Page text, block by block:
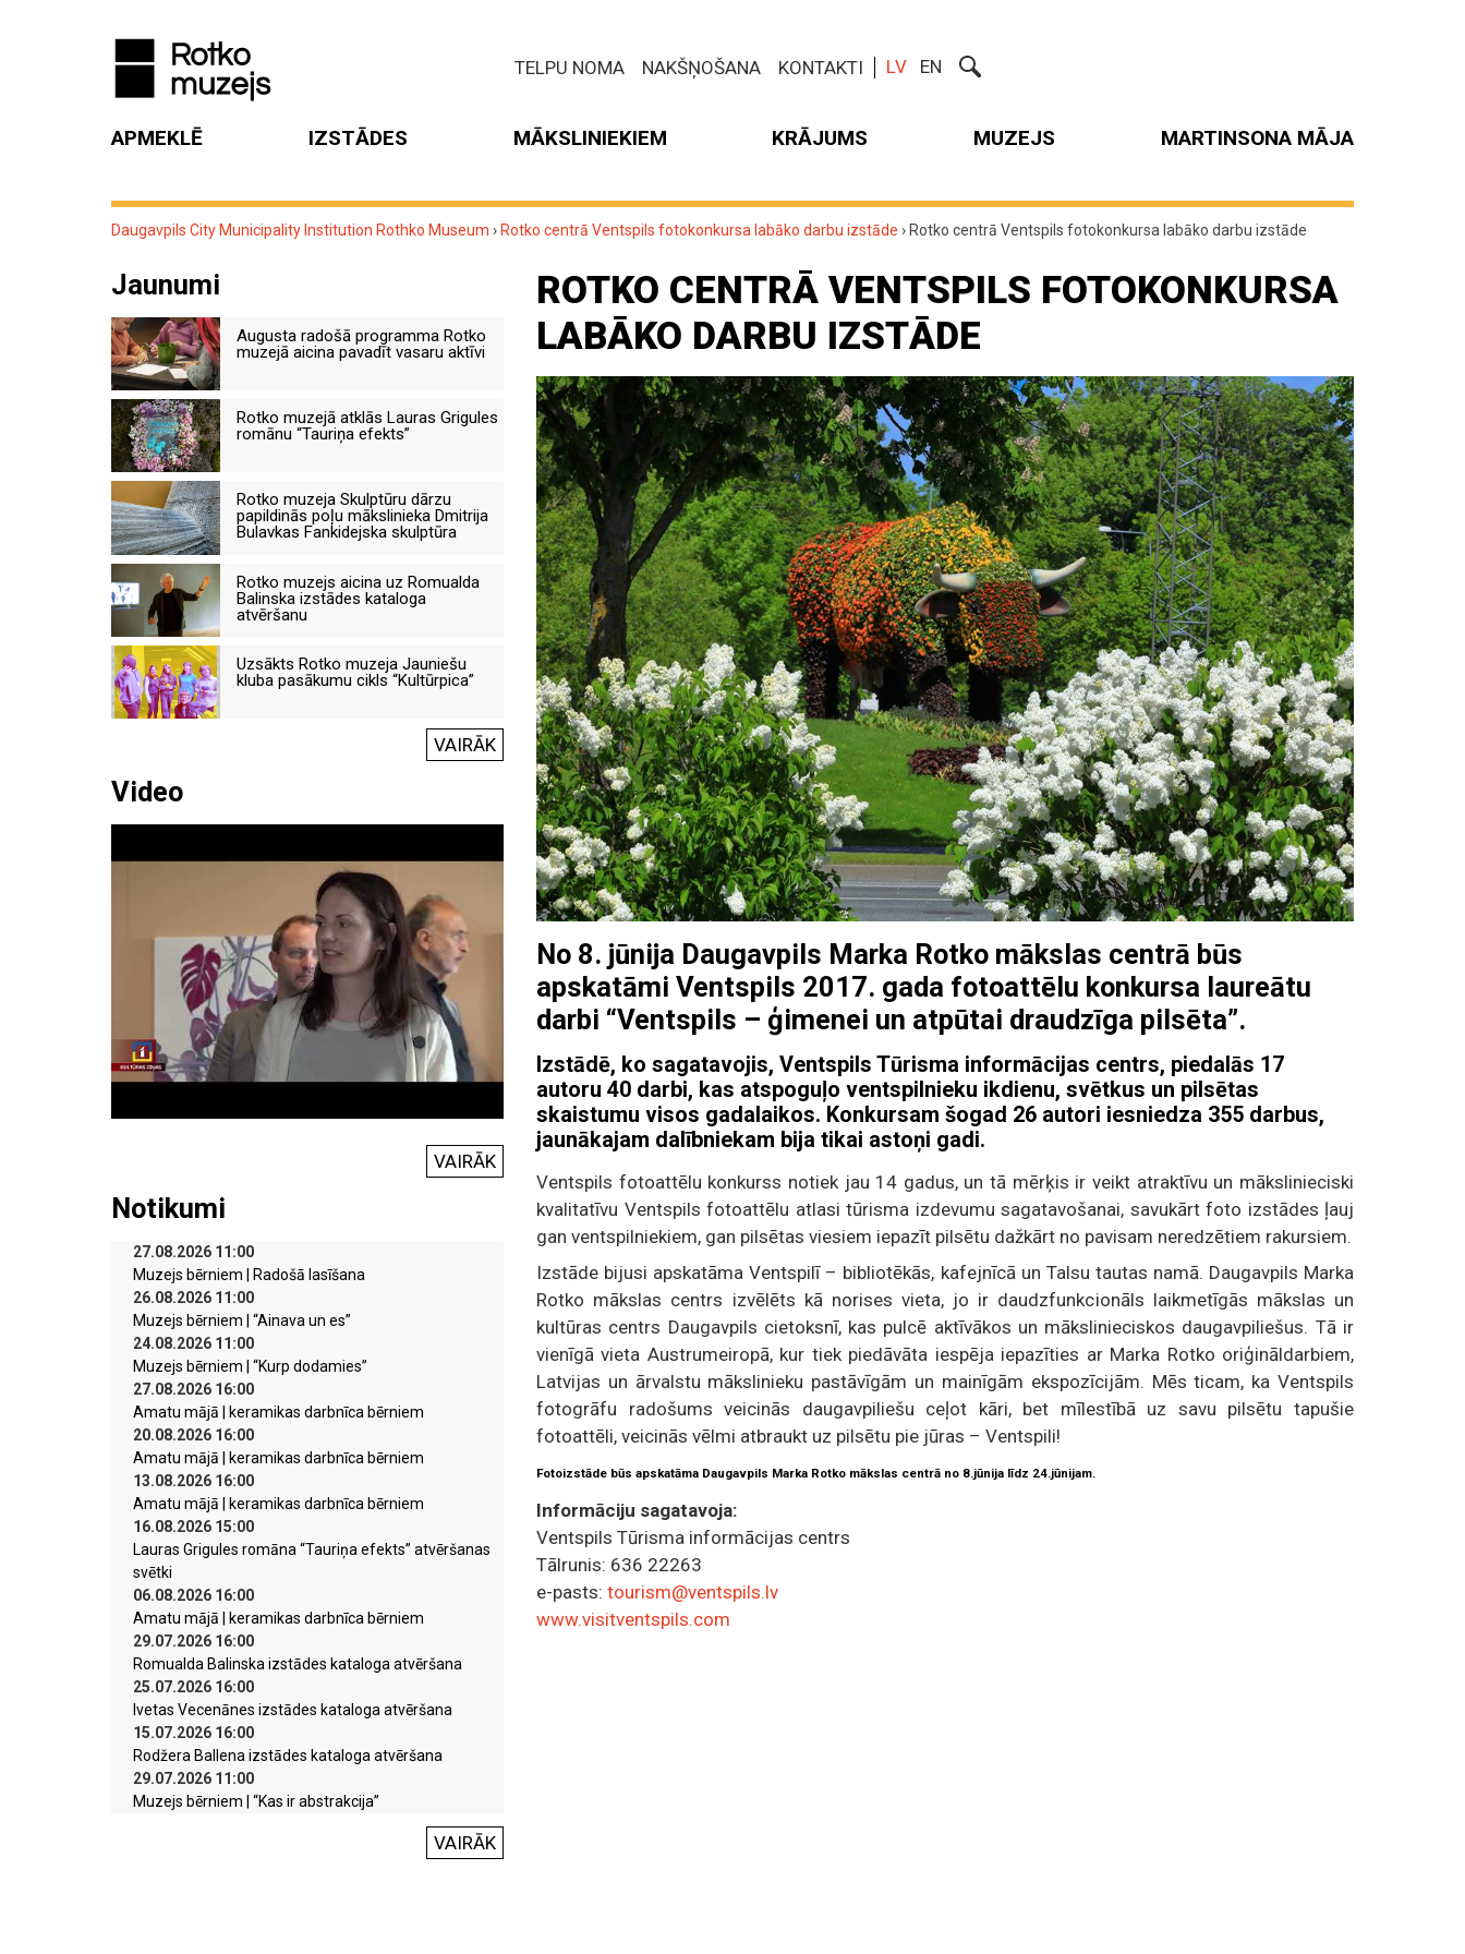
TELPU NOMA NAKŠŅOŠANA KONTAKTI LV EN
APMEKLĒ IZSTĀDES MĀKSLINIEKIEM KRĀJUMS MUZEJS MARTINSONA MĀJA
Daugavpils City Municipality Institution Rothko Museum ›Rotko centrā Ventspils fotokonkursa labāko darbu izstāde ›Rotko centrā Ventspils fotokonkursa labāko darbu izstāde
ROTKO CENTRĀ VENTSPILS FOTOKONKURSA
LABĀKO DARBU IZSTĀDE
No 8. jūnija Daugavpils Marka Rotko mākslas centrā būs
apskatāmi Ventspils 2017. gada fotoattēlu konkursa laureātu
darbi “Ventspils – ģimenei un atpūtai draudzīga pilsēta”.
Izstādē, ko sagatavojis, Ventspils Tūrisma informācijas centrs, piedalās 17
autoru 40 darbi, kas atspoguļo ventspilnieku ikdienu, svētkus un pilsētas
skaistumu visos gadalaikos. Konkursam šogad 26 autori iesniedza 355 darbus,
jaunākajam dalībniekam bija tikai astoņi gadi.
Ventspils fotoattēlu konkurss notiek jau 14 gadus, un tā mērķis ir veikt atraktīvu un mākslinieciski
kvalitatīvu Ventspils fotoattēlu atlasi tūrisma izdevumu sagatavošanai, savukārt foto izstādes ļauj
gan ventspilniekiem, gan pilsētas viesiem iepazīt pilsētu dažkārt no pavisam neredzētiem rakursiem.
Izstāde bijusi apskatāma Ventspilī – bibliotēkās, kafejnīcā un Talsu tautas namā. Daugavpils Marka
Rotko mākslas centrs izvēlēts kā norises vieta, jo ir daudzfunkcionāls laikmetīgās mākslas un
kultūras centrs Daugavpils cietoksnī, kas pulcē aktīvākos un mākslinieciskos daugavpiliešus. Tā ir
vienīgā vieta Austrumeiropā, kur tiek piedāvāta iespēja iepazīties ar Marka Rotko oriģināldarbiem,
Latvijas un ārvalstu mākslinieku pastāvīgām un mainīgām ekspozīcijām. Mēs ticam, ka Ventspils
fotogrāfu radošums veicinās daugavpiliešu ceļot kāri, bet mīlestībā uz savu pilsētu tapušie
fotoattēli, veicinās vēlmi atbraukt uz pilsētu pie jūras – Ventspili!
Fotoizstāde būs apskatāma Daugavpils Marka Rotko mākslas centrā no 8.jūnija līdz 24.jūnijam.
Informāciju sagatavoja:
Ventspils Tūrisma informācijas centrs
Tālrunis: 636 22263
e-pasts: tourism@ventspils.lv
www.visitventspils.com
Jaunumi
Augusta radošā programma Rotko
muzejā aicina pavadīt vasaru aktīvi
Rotko muzejā atklās Lauras Grigules
romānu “Tauriņa efekts”
Rotko muzeja Skulptūru dārzu
papildinās poļu mākslinieka Dmitrija
Bulavkas Fankidejska skulptūra
Rotko muzejs aicina uz Romualda
Balinska izstādes kataloga
atvēršanu
Uzsākts Rotko muzeja Jauniešu
kluba pasākumu cikls “Kultūrpica”
VAIRĀK
Video
VAIRĀK
Notikumi
27.08.2026 11:00
Muzejs bērniem | Radošā lasīšana
26.08.2026 11:00
Muzejs bērniem | “Ainava un es”
24.08.2026 11:00
Muzejs bērniem | “Kurp dodamies”
27.08.2026 16:00
Amatu mājā | keramikas darbnīca bērniem
20.08.2026 16:00
Amatu mājā | keramikas darbnīca bērniem
13.08.2026 16:00
Amatu mājā | keramikas darbnīca bērniem
16.08.2026 15:00
Lauras Grigules romāna “Tauriņa efekts” atvēršanas
svētki
06.08.2026 16:00
Amatu mājā | keramikas darbnīca bērniem
29.07.2026 16:00
Romualda Balinska izstādes kataloga atvēršana
25.07.2026 16:00
Ivetas Vecenānes izstādes kataloga atvēršana
15.07.2026 16:00
Rodžera Ballena izstādes kataloga atvēršana
29.07.2026 11:00
Muzejs bērniem | “Kas ir abstrakcija”
VAIRĀK